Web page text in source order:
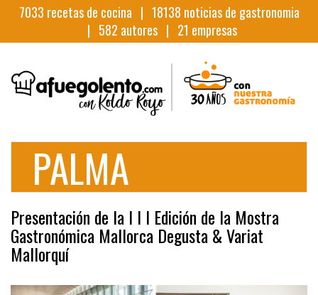
7033 recetas de cocina | 18138 noticias de gastronomia
| 582 autores | 21 empresas
PALMA
Presentación de la I I I Edición de la Mostra
Gastronómica Mallorca Degusta & Variat
Mallorquí